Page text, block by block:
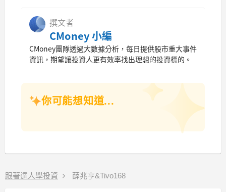
撰文者
CMoney 小編
CMoney團隊透過大數據分析，每日提供股市重大事件
資訊，期望讓投資人更有效率找出理想的投資標的。
你可能想知道...
跟著達人學投資 薛兆亨&Tivo168